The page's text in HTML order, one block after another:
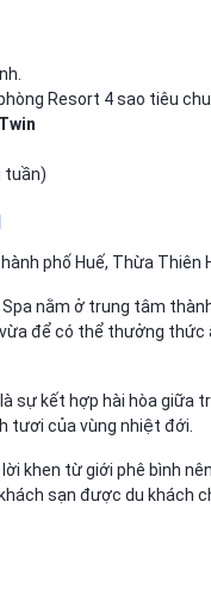
Resort 4 sao tiêu
tuần)
phố Huế, Thừa Thiên
nằm ở trung tâm
để có thể thưởng
sự kết hợp hài hòa giữa
tươi của vùng nhiệt đới.
khen từ giới phê bình
sạn được du khách